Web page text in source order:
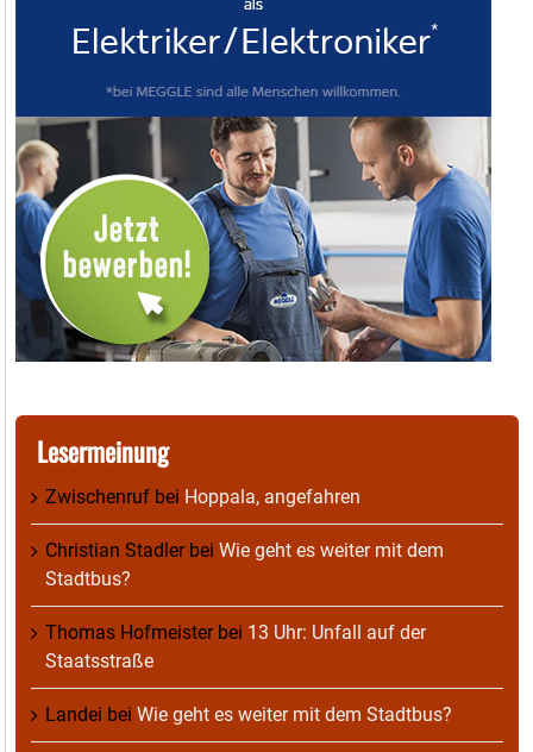
Lesermeinung
Zwischenruf bei Hoppala, angefahren
Christian Stadlerbei Wie geht es weiter mit dem
Stadtbus?
Thomas Hofmeisterbei 13 Uhr: Unfall auf der
Staatsstraße
Landei bei Wie geht es weiter mit dem Stadtbus?